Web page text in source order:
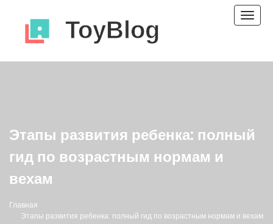
Этапы развития ребенка: полный
гид по возрастным нормам и
вехам
Главная
Этапы развития ребенка: полный гид по возрастным нормам и вехам